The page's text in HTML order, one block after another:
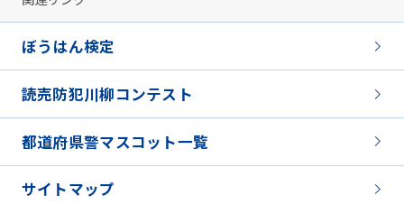
ぼうはん検定
読売防犯川柳コンテスト
都道府県警マスコット一覧
サイトマップ